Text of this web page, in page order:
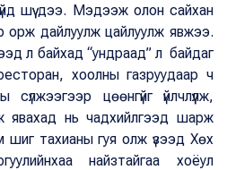
шүү дээ. Мэдээж олон сайхан
орж дайлуулж цайлуулж явжээ.
л байхад “ундраад” л байдаг
хоолны газруудаар ч
цөөнгүйг үйлчлүүлж,
явахад нь чадхийлгээд шарж
тахианы гуя олж үзээд Хөх
найзтайгаа хоёул